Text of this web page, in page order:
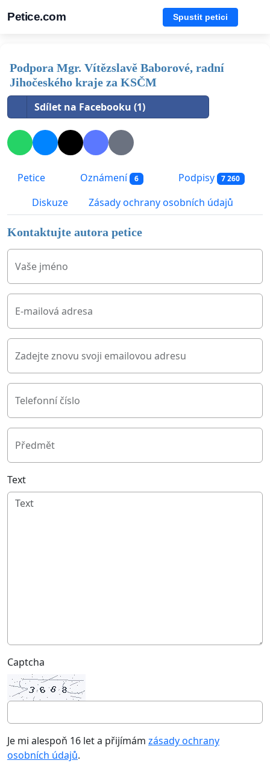
Petice.com Spustit petici
Podpora Mgr. Vítězslavě Baborové, radní
Jihočeského kraje za KSČM
Sdílet na Facebooku (1)
Petice Oznámení 6 Podpisy 7 260
Diskuze Zásady ochrany osobních údajů
Kontaktujte autora petice
Vaše jméno
E-mailová adresa
Zadejte znovu svoji emailovou adresu
Telefonní číslo
Předmět
Text
Captcha
Je mi alespoň 16 let a přijímám zásady ochrany
osobních údajů.